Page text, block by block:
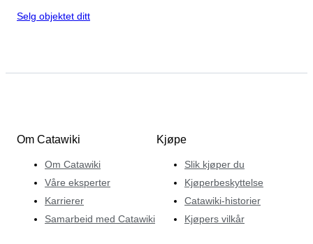
Selg objektet ditt
Om Catawiki
Om Catawiki
Våre eksperter
Karrierer
Samarbeid med Catawiki
Kjøpe
Slik kjøper du
Kjøperbeskyttelse
Catawiki-historier
Kjøpers vilkår